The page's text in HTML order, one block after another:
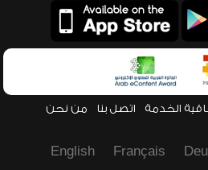
الخدمة اتصل بنا من نحن
Français
English